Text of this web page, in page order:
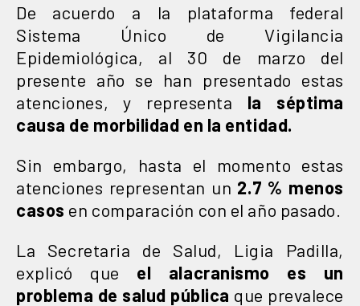
De acuerdo a la plataforma federal
Sistema Único de Vigilancia
Epidemiológica, al 30 de marzo del
presente año se han presentado estas
atenciones, y representa la séptima
causa de morbilidad en la entidad.
Sin embargo, hasta el momento estas
atenciones representan un 2.7 % menos
casos en comparación con el año pasado.
La Secretaria de Salud, Ligia Padilla,
explicó que el alacranismo es un
problema de salud pública que prevalece